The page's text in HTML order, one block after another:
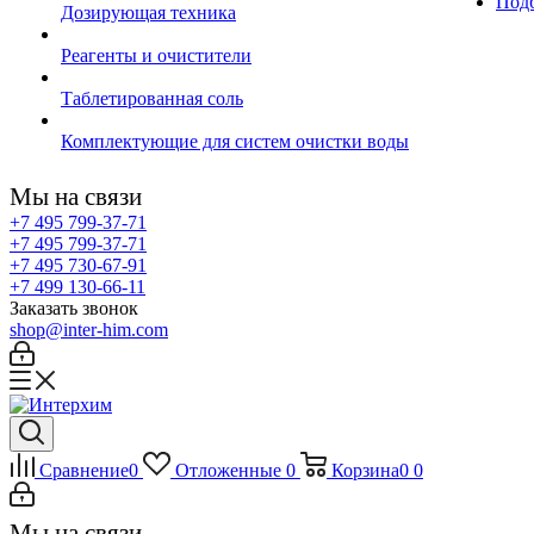
Дозирующая техника
Реагенты и очистители
Таблетированная соль
Комплектующие для систем очистки воды
Мы на связи
+7 495 799-37-71
+7 495 799-37-71
+7 495 730-67-91
+7 499 130-66-11
Заказать звонок
shop@inter-him.com
Сравнение0 Отложенные 0 Корзина0 0